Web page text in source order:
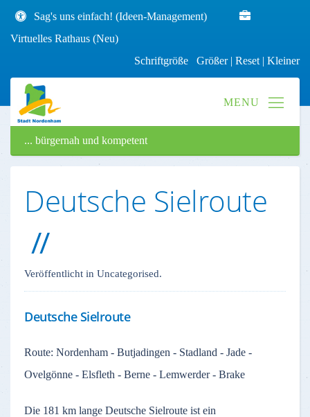
Sag's uns einfach! (Ideen-Management)
Virtuelles Rathaus (Neu)
Schriftgröße Größer| Reset | Kleiner
... bürgernah und kompetent
Deutsche Sielroute
Veröffentlicht in Uncategorised.
Deutsche Sielroute
Route: Nordenham - Butjadingen - Stadland - Jade -
Ovelgönne - Elsfleth - Berne - Lemwerder - Brake
Die 181 km lange Deutsche Sielroute ist ein